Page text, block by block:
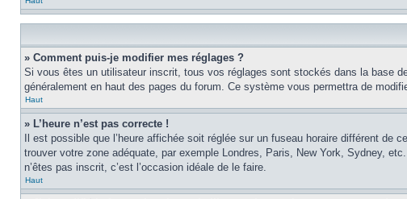
» Comment puis-je modifier mes réglages ?
Si vous êtes un utilisateur inscrit, tous vos réglages sont stockés dans la base
généralement en haut des pages du forum. Ce système vous permettra de
Haut
» L’heure n’est pas correcte !
Il est possible que l’heure affichée soit réglée sur un fuseau horaire différent
trouver votre zone adéquate, par exemple Londres, Paris, New York, Sydney,
n’êtes pas inscrit, c’est l’occasion idéale de le faire.
Haut